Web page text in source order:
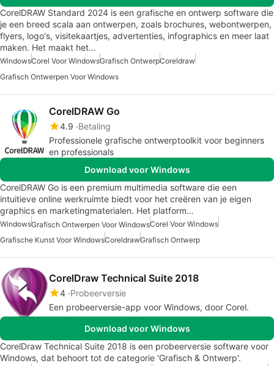
CorelDRAW Standard 2024 is een grafische en ontwerp software die
je een breed scala aan ontwerpen, zoals brochures, webontwerpen,
flyers, logo's, visitekaartjes, advertenties, infographics en meer laat
maken. Het maakt het…
WindowsCorel Voor WindowsGrafisch OntwerpCoreldraw
Grafisch Ontwerpen Voor Windows
CorelDRAW Go
4.9 Betaling
Professionele grafische ontwerptoolkit voor beginners
en professionals
Download voor Windows
CorelDRAW Go is een premium multimedia software die een
intuitieve online werkruimte biedt voor het creëren van je eigen
graphics en marketingmaterialen. Het platform…
WindowsGrafisch Ontwerpen Voor WindowsCorel Voor Windows
Grafische Kunst Voor WindowsCoreldrawGrafisch Ontwerp
CorelDraw Technical Suite 2018
4 Probeerversie
Een probeerversie-app voor Windows, door Corel.
Download voor Windows
CorelDraw Technical Suite 2018 is een probeerversie software voor
Windows, dat behoort tot de categorie 'Grafisch & Ontwerp'.